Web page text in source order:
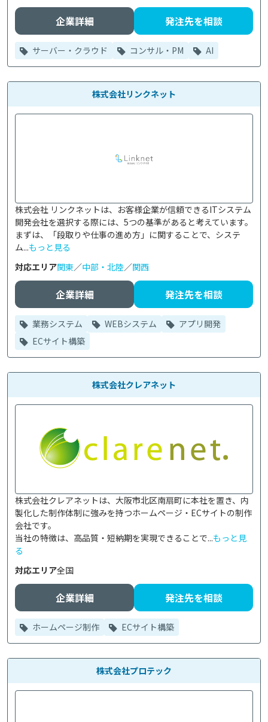
企業詳細 発注先を相談
サーバー・クラウド コンサル・PM AI
株式会社リンクネット
株式会社 リンクネットは、お客様企業が信頼できるITシステム
開発会社を選択する際には、5つの基準があると考えています。
まずは、「段取りや仕事の進め方」に関することで、システ
ム...もっと見る
対応エリア関東／中部・北陸／関西
企業詳細 発注先を相談
業務システム WEBシステム
アプリ開発
ECサイト構築
株式会社クレアネット
株式会社クレアネットは、大阪市北区南扇町に本社を置き、内
製化した制作体制に強みを持つホームページ・ECサイトの制作
会社です。
当社の特徴は、高品質・短納期を実現できることで...もっと見
る
対応エリア全国
企業詳細 発注先を相談
ホームページ制作 ECサイト構築
株式会社プロテック